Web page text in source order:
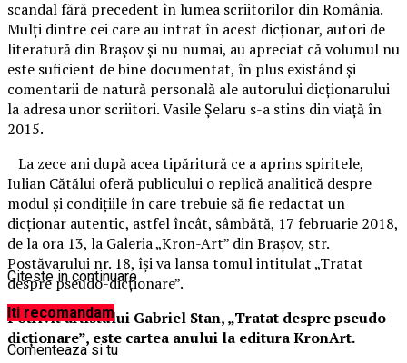
scandal fără precedent în lumea scriitorilor din România.
Mulţi dintre cei care au intrat în acest dicţionar, autori de
literatură din Brașov și nu numai, au apreciat că volumul nu
este suficient de bine documentat, în plus existând şi
comentarii de natură personală ale autorului dicţionarului
la adresa unor scriitori. Vasile Şelaru s-a stins din viaţă în
2015.
La zece ani după acea tipăritură ce a aprins spiritele,
Iulian Cătălui oferă publicului o replică analitică despre
modul și condițiile în care trebuie să fie redactat un
dicționar autentic, astfel încât, sâmbătă, 17 februarie 2018,
de la ora 13, la Galeria „Kron-Art” din Brașov, str.
Postăvarului nr. 18, își va lansa tomul intitulat „Tratat
despre pseudo-dicționare”.
Potrivit artistului Gabriel Stan, „Tratat despre pseudo-
dicţionare”, este cartea anului la editura KronArt.
Citeste in continuare
Iti recomandam
Comenteaza si tu